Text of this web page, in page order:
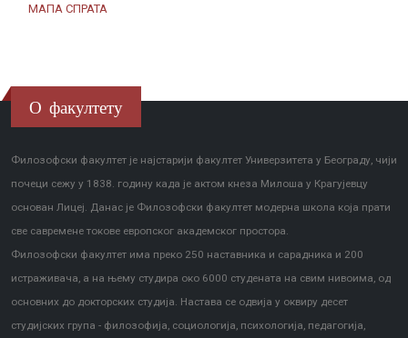
МАПА СПРАТА
О факултету
Филозофски факултет је најстарији факултет Универзитета у Београду, чији
почеци сежу у 1838. годину када је актом кнеза Милоша у Крагујевцу
основан Лицеј. Данас је Филозофски факултет модерна школа која прати
све савремене токове европског академског простора.
Филозофски факултет има преко 250 наставника и сарадника и 200
истраживача, а на њему студира око 6000 студената на свим нивоима, од
основних до докторских студија. Настава се одвија у оквиру десет
студијских група - филозофија, социологија, психологија, педагогија,